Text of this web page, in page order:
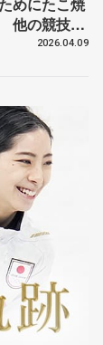
めにたこ焼
他の競技に
の筋肉2026.04.09